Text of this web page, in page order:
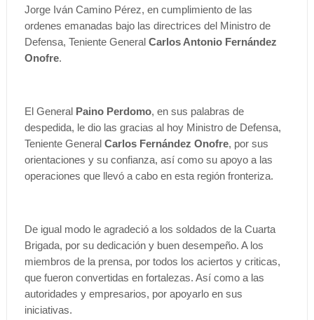
Jorge Iván Camino Pérez, en cumplimiento de las
ordenes emanadas bajo las directrices del Ministro de
Defensa, Teniente GeneralCarlos Antonio Fernández
Onofre.
El General Paino Perdomo, en sus palabras de
despedida, le dio las gracias al hoy Ministro de Defensa,
Teniente General Carlos Fernández Onofre, por sus
orientaciones y su confianza, así como su apoyo a las
operaciones que llevó a cabo en esta región fronteriza.
De igual modo le agradeció a los soldados de la Cuarta
Brigada, por su dedicación y buen desempeño. A los
miembros de la prensa, por todos los aciertos y criticas,
que fueron convertidas en fortalezas. Así como a las
autoridades y empresarios, por apoyarlo en sus
iniciativas.